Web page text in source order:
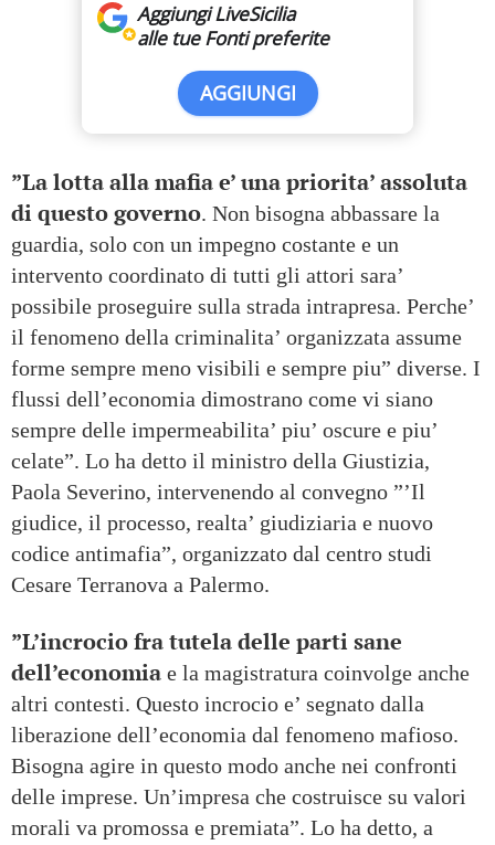
Aggiungi LiveSicilia
alle tue Fonti preferite
AGGIUNGI
”La lotta alla mafia e’ una priorita’ assoluta
di questo governo. Non bisogna abbassare la
guardia, solo con un impegno costante e un
intervento coordinato di tutti gli attori sara’
possibile proseguire sulla strada intrapresa. Perche’
il fenomeno della criminalita’ organizzata assume
forme sempre meno visibili e sempre piu” diverse. I
flussi dell’economia dimostrano come vi siano
sempre delle impermeabilita’ piu’ oscure e piu’
celate”. Lo ha detto il ministro della Giustizia,
Paola Severino, intervenendo al convegno ”’Il
giudice, il processo, realta’ giudiziaria e nuovo
codice antimafia”, organizzato dal centro studi
Cesare Terranova a Palermo.
”L’incrocio fra tutela delle parti sane
dell’economia e la magistratura coinvolge anche
altri contesti. Questo incrocio e’ segnato dalla
liberazione dell’economia dal fenomeno mafioso.
Bisogna agire in questo modo anche nei confronti
delle imprese. Un’impresa che costruisce su valori
morali va promossa e premiata”. Lo ha detto, a